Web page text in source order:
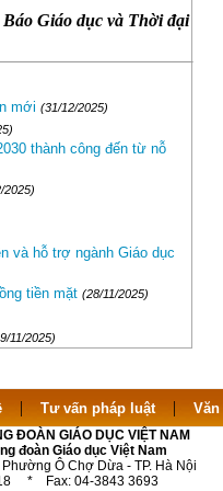
Giáo dục và Thời đại
mới (31/12/2025)
thành công đến từ nỗ
2025)
và hỗ trợ ngành Giáo dục
tiền mặt (28/11/2025)
11/2025)
| Tư vấn pháp luật| Văn
ĐOÀN GIÁO DỤC VIỆT NAM
đoàn Giáo dục Việt Nam
Ô Chợ Dừa - TP. Hà Nội
* Fax: 04-3843 3693